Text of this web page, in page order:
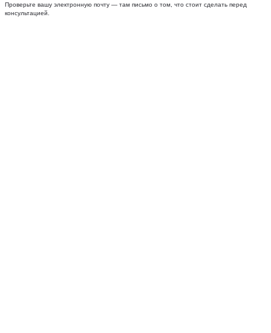
Проверьте вашу электронную почту — там письмо о том, что стоит сделать перед
консультацией.